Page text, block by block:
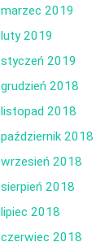
marzec 2019
luty 2019
styczeń 2019
grudzień 2018
listopad 2018
październik 2018
wrzesień 2018
sierpień 2018
lipiec 2018
czerwiec 2018